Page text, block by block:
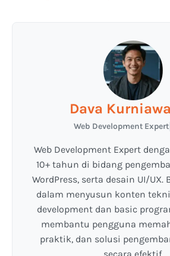
Dava
Web Development Expert
Web Development Expert
10+ tahun di bidang
WordPress, serta desain UI/UX.
dalam menyusun konten
development dan basic
membantu pengguna
praktik, dan solusi